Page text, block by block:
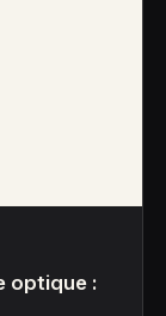
optique :